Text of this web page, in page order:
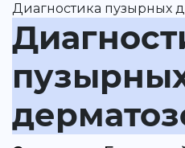
Диагностика пузырных